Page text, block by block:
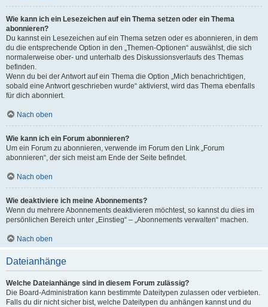
Wie kann ich ein Lesezeichen auf ein Thema setzen oder ein Thema
abonnieren?
Du kannst ein Lesezeichen auf ein Thema setzen oder es abonnieren, in dem
du die entsprechende Option in den „Themen-Optionen“ auswählst, die sich
normalerweise ober- und unterhalb des Diskussionsverlaufs des Themas
befinden.
Wenn du bei der Antwort auf ein Thema die Option „Mich benachrichtigen,
sobald eine Antwort geschrieben wurde“ aktivierst, wird das Thema ebenfalls
für dich abonniert.
Nach oben
Wie kann ich ein Forum abonnieren?
Um ein Forum zu abonnieren, verwende im Forum den Link „Forum
abonnieren“, der sich meist am Ende der Seite befindet.
Nach oben
Wie deaktiviere ich meine Abonnements?
Wenn du mehrere Abonnements deaktivieren möchtest, so kannst du dies im
persönlichen Bereich unter „Einstieg“ – „Abonnements verwalten“ machen.
Nach oben
Dateianhänge
Welche Dateianhänge sind in diesem Forum zulässig?
Die Board-Administration kann bestimmte Dateitypen zulassen oder verbieten.
Falls du dir nicht sicher bist, welche Dateitypen du anhängen kannst und du